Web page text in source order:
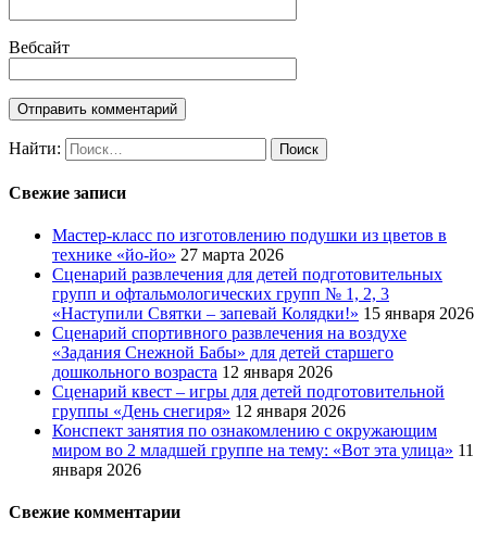
Вебсайт
Найти:
Свежие записи
Мастер-класс по изготовлению подушки из цветов в
технике «йо-йо» 27 марта 2026
Сценарий развлечения для детей подготовительных
групп и офтальмологических групп № 1, 2, 3
«Наступили Святки – запевай Колядки!» 15 января 2026
Сценарий спортивного развлечения на воздухе
«Задания Снежной Бабы» для детей старшего
дошкольного возраста 12 января 2026
Сценарий квест – игры для детей подготовительной
группы «День снегиря» 12 января 2026
Конспект занятия по ознакомлению с окружающим
миром во 2 младшей группе на тему: «Вот эта улица» 11
января 2026
Свежие комментарии